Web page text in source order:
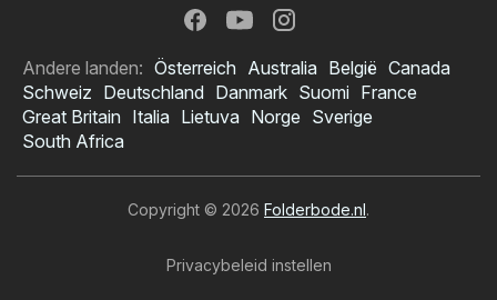
Andere landen: Österreich Australia België Canada
Schweiz Deutschland Danmark Suomi France
Great Britain Italia Lietuva Norge Sverige
South Africa
Copyright © 2026 Folderbode.nl.
Privacybeleid instellen